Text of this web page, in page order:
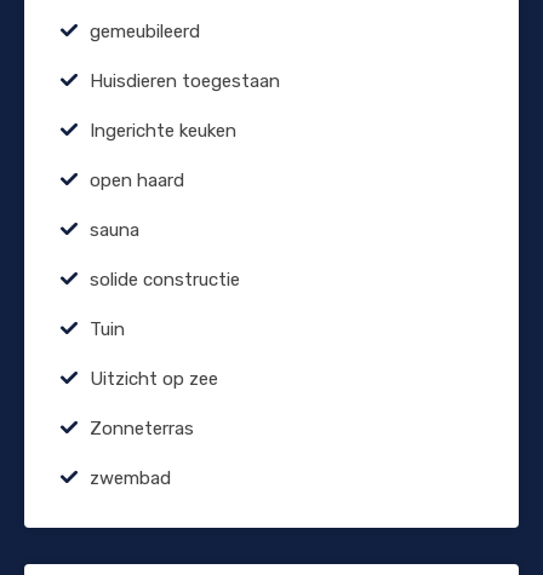
gemeubileerd
Huisdieren toegestaan
Ingerichte keuken
open haard
sauna
solide constructie
Tuin
Uitzicht op zee
Zonneterras
zwembad